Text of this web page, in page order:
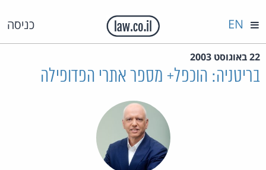
כניסה EN
22 באוגוסט 2003
בריטניה: הוכפל+ מספר אתרי הפדופילה